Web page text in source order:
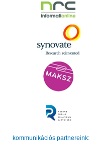
kommunikációs partnereink: